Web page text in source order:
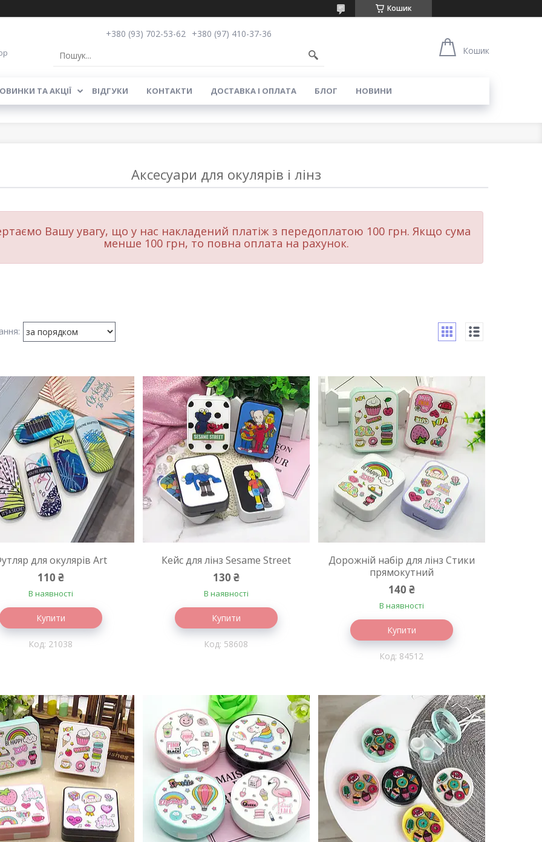
Кошик
+380 (93) 702-53-62 +380 (97) 410-37-36
Кошик
ТА АКЦІЇ ВІДГУКИ КОНТАКТИ ДОСТАВКА І ОПЛАТА БЛОГ НОВИНИ
Аксесуари для окулярів і лінз
Вашу увагу, що у нас накладений платіж з передоплатою 100 грн. Якщо сума
менше 100 грн, то повна оплата на рахунок.
для окулярів Art
110 ₴
В наявності
Купити
21038
Кейс для лінз Sesame Street
130 ₴
В наявності
Купити
58608
Дорожній набір для лінз Стики
прямокутний
140 ₴
В наявності
Купити
84512